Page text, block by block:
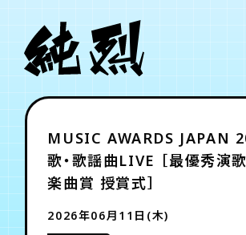
お知らせ
NEWS
日程
SCHEDULE
紹介
PROFILE
作品
DISCOGRAPHY
グッズ
GOODS
ホーム
HOME
会員登録 ログ
チケット お知らせ
MUSIC AWARDS JAPAN
歌・歌謡曲LIVE ［最優秀演
楽曲賞 授賞式］
2026年06月11日(木)